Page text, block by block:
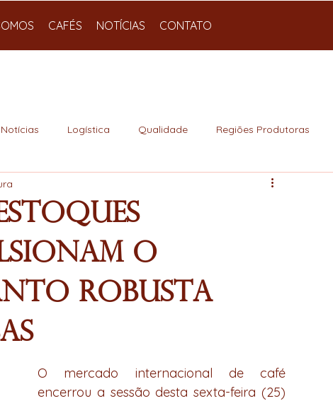
CAFÉS NOTÍCIAS CONTATO
Notícias Logística Qualidade Regiões Produtoras
o
Robusta
O mercado internacional de café
encerrou a sessão desta sexta-feira (25)